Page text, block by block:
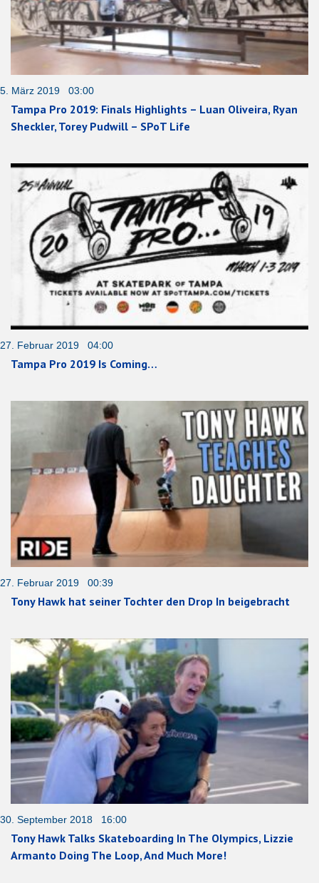
5. März 2019 03:00
Tampa Pro 2019: Finals Highlights – Luan Oliveira, Ryan
Sheckler, Torey Pudwill – SPoT Life
27. Februar 2019 04:00
Tampa Pro 2019 Is Coming…
27. Februar 2019 00:39
Tony Hawk hat seiner Tochter den Drop In beigebracht
30. September 2018 16:00
Tony Hawk Talks Skateboarding In The Olympics, Lizzie
Armanto Doing The Loop, And Much More!